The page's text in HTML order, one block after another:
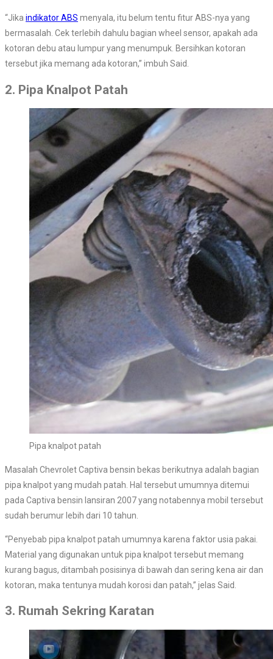
“Jika indikator ABS menyala, itu belum tentu fitur ABS-nya yang
bermasalah. Cek terlebih dahulu bagian wheel sensor, apakah ada
kotoran debu atau lumpur yang menumpuk. Bersihkan kotoran
tersebut jika memang ada kotoran,” imbuh Said.
2. Pipa Knalpot Patah
Pipa knalpot patah
Masalah Chevrolet Captiva bensin bekas berikutnya adalah bagian
pipa knalpot yang mudah patah. Hal tersebut umumnya ditemui
pada Captiva bensin lansiran 2007 yang notabennya mobil tersebut
sudah berumur lebih dari 10 tahun.
“Penyebab pipa knalpot patah umumnya karena faktor usia pakai.
Material yang digunakan untuk pipa knalpot tersebut memang
kurang bagus, ditambah posisinya di bawah dan sering kena air dan
kotoran, maka tentunya mudah korosi dan patah,” jelas Said.
3. Rumah Sekring Karatan